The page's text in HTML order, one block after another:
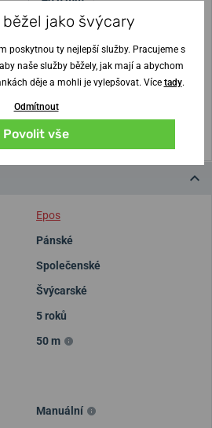
si jisti velikostí?
vzory velikostí
Měřítko: Výchozí)
Epos
Pánské
Společenské
Švýcarské
5 roků
50 m
Manuální
jako švýcary
poskytnou ty nejlepší služby. Pracujeme s
naše služby běžely, jak mají a abychom
děje a mohli je vylepšovat. Více tady.
Odmítnout
Povolit vše